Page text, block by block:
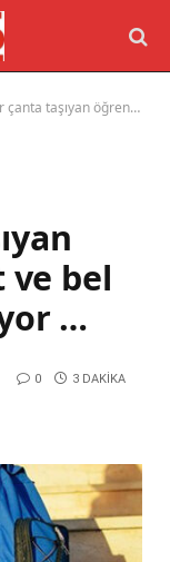
taşıyan öğrencilerde sırt ve bel ağrısı riski artıyor …
ve bel
…
0 3 DAKIKA